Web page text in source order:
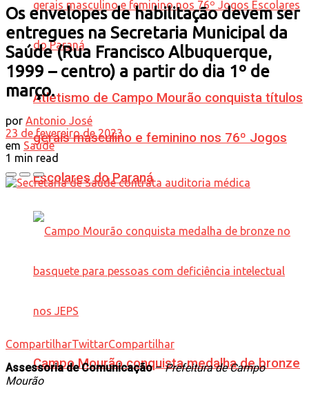
Atletismo de Campo Mourão conquista títulos
gerais masculino e feminino nos 76º Jogos
Escolares do Paraná
Campo Mourão conquista medalha de bronze
Os envelopes de habilitação devem ser
entregues na Secretaria Municipal da
Saúde (Rua Francisco Albuquerque,
1999 – centro) a partir do dia 1º de
março.
por Antonio José
23 de fevereiro de 2023
em Saúde
1 min read
CompartilharTwittarCompartilhar
Assessoria de Comunicação–Prefeitura de Campo
Mourão